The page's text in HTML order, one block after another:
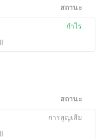
สถานะ
กำไร
สถานะ
การสูญเสีย